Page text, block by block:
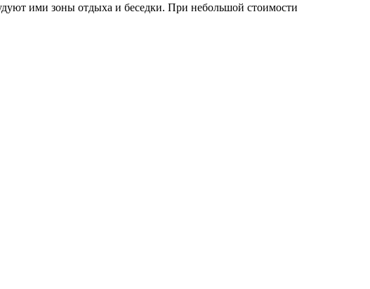
ими зоны отдыха и беседки. При небольшой стоимости